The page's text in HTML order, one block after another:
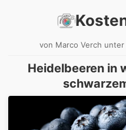
von Marco Verch
Heidelbeeren in